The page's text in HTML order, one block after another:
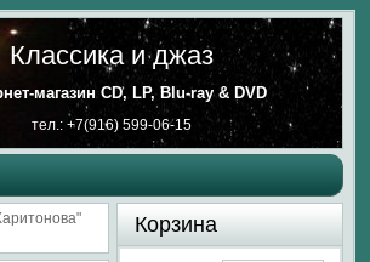
Классика и джаз
магазин CD, LP, Blu-ray & DVD
тел.: +7(916) 599-06-15
Корзина